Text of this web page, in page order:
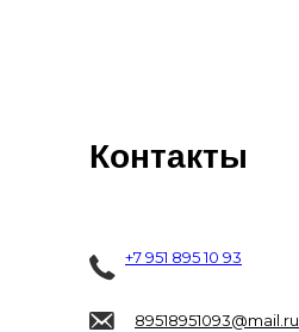
+7 951 895 10 93
89518951093@mail.ru
Контакты